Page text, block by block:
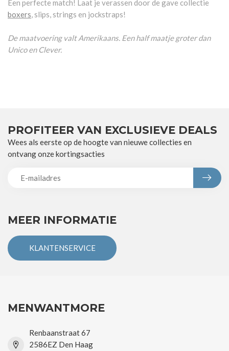
Een perfecte match! Laat je verassen door de gave collectie
boxers, slips, strings en jockstraps!
De maatvoering valt Amerikaans. Een half maatje groter dan
Unico en Clever.
MEER INFORMATIE
KLANTENSERVICE
PROFITEER VAN EXCLUSIEVE DEALS
Wees als eerste op de hoogte van nieuwe collecties en
ontvang onze kortingsacties
MENWANTMORE
Renbaanstraat 67
2586EZ Den Haag